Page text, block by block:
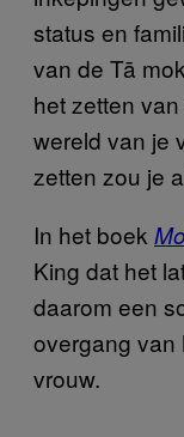
status en
van de Tā
het zetten
wereld van je
zetten zou je
In het boek
King dat het
daarom een
overgang van
vrouw.